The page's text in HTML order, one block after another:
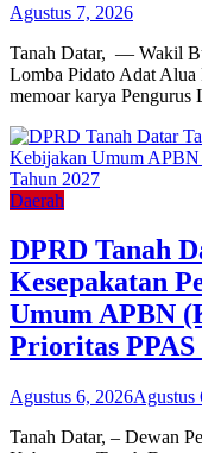
Agustus 7, 2026
Tanah Datar, — Wakil
Lomba Pidato Adat Alua
memoar karya
Daerah
DPRD Tanah
Kesepakatan
Umum APBN
Prioritas PPAS
Agustus 6, 2026Agustus
Tanah Datar, – Dewan